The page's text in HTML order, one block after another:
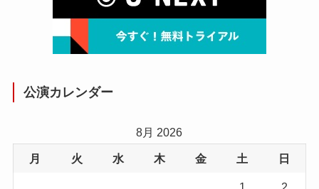
公演カレンダー
8月 2026
月 火 水 木 金 土 日